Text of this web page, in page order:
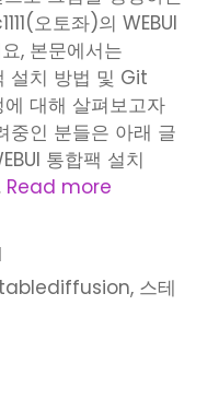
오토좌)의 WEBUI
, 본문에서는
설치 방법 및 Git
대해 살펴보고자
인 분들은 아래 글
통합팩 설치
Read more
, 스테